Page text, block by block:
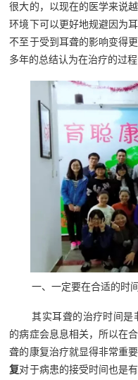
很大的，以现在的医学来说
环境下可以更好地规避因为
不至于受到耳聋的影响变得
多年的总结认为在治疗的过
一、一定要在合适的时
其实耳聋的治疗时间是
的病症会息息相关，所以在
聋的康复治疗就显得非常重
复‍对于病患的接受时间也是